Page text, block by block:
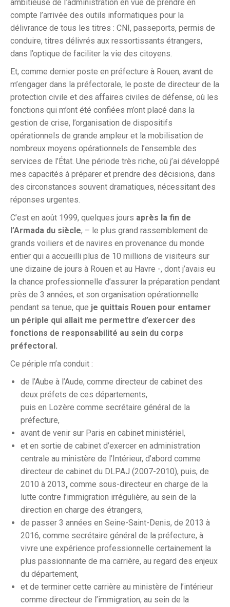
ambitieuse de l’administration en vue de prendre en
compte l’arrivée des outils informatiques pour la
délivrance de tous les titres : CNI, passeports, permis de
conduire, titres délivrés aux ressortissants étrangers,
dans l’optique de faciliter la vie des citoyens.
Et, comme dernier poste en préfecture à Rouen, avant de
m’engager dans la préfectorale, le poste de directeur de la
protection civile et des affaires civiles de défense, où les
fonctions qui m’ont été confiées m’ont placé dans la
gestion de crise, l’organisation de dispositifs
opérationnels de grande ampleur et la mobilisation de
nombreux moyens opérationnels de l’ensemble des
services de l’État. Une période très riche, où j’ai développé
mes capacités à préparer et prendre des décisions, dans
des circonstances souvent dramatiques, nécessitant des
réponses urgentes.
C’est en août 1999, quelques jours après la fin de
l’Armada du siècle, – le plus grand rassemblement de
grands voiliers et de navires en provenance du monde
entier qui a accueilli plus de 10 millions de visiteurs sur
une dizaine de jours à Rouen et au Havre -, dont j’avais eu
la chance professionnelle d’assurer la préparation pendant
près de 3 années, et son organisation opérationnelle
pendant sa tenue, que je quittais Rouen pour entamer
un périple qui allait me permettre d’exercer des
fonctions de responsabilité au sein du corps
préfectoral.
Ce périple m’a conduit :
de l’Aube à l’Aude, comme directeur de cabinet des
deux préfets de ces départements,
puis en Lozère comme secrétaire général de la
préfecture,
avant de venir sur Paris en cabinet ministériel,
et en sortie de cabinet d’exercer en administration
centrale au ministère de l’Intérieur, d’abord comme
directeur de cabinet du DLPAJ (2007-2010), puis, de
2010 à 2013, comme sous-directeur en charge de la
lutte contre l’immigration irrégulière, au sein de la
direction en charge des étrangers,
de passer 3 années en Seine-Saint-Denis, de 2013 à
2016, comme secrétaire général de la préfecture, à
vivre une expérience professionnelle certainement la
plus passionnante de ma carrière, au regard des enjeux
du département,
et de terminer cette carrière au ministère de l’intérieur
comme directeur de l’immigration, au sein de la